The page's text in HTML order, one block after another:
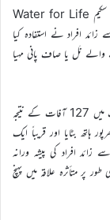
غریب ممالک میں صاف پانی مہیا کرنے کے حوالہ سے جاری سکیم Water for Life
ممالک سے تعلق رکھنے والے 37 لاکھ سے زائد افراد نے استفادہ کیا
ہاتھ سے چلانے والے نَل یا صاف پانی مہیا
٭ گزشتہ بائیس سال کے دوران ہیومینیٹی فرسٹ نے 61 ممالک میں 127 آفات کے نتیجہ
بٹایا اور قریباً ایک
افراد کی پیشہ ورانہ
پر متأثرہ علاقہ میں پہنچ